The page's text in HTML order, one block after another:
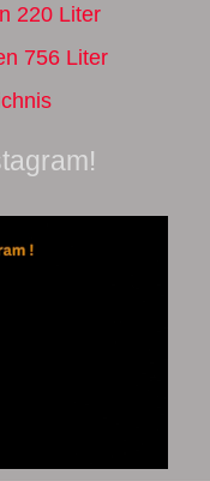
220 Liter
756 Liter